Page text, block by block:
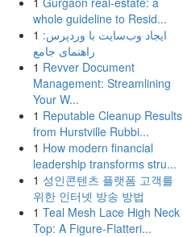
whole guideline to Resid...
1 ایجاد وب‌سایت با وردپرس:
راهنمای جامع
1 Revver Document
Management: Streamlining
Your W...
1 Reputable Cleanup Results
from Hurstville Rubbi...
1 How modern financial
leadership transforms stru...
1 성인콘텐츠 플랫폼 고객를
위한 인터넷 방송 방법
1 Teal Mesh Lace High Neck
Top: A Figure-Flatteri...